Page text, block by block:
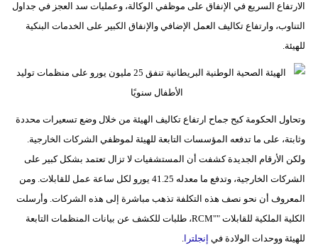
الارتفاع السريع في الإنفاق على موظفي الوكالة، وعمليات سد العجز في جداول
التناوب، وارتفاع تكاليف العمل الإضافي والإنفاق الكبير على الخدمات البنكية
للهيئة.
وتحاول الحكومة كبح جماح ارتفاع تكاليف الهيئة من خلال وضع تسعيرات محددة
وثابتة، على ما تدفعه المؤسسات التابعة للهيئة لموظفي الشركات الخارجية.
ولكن الأرقام الجديدة كشفت أن المستشفيات لا تزال تعتمد بشكل كبير على
الشركات الخارجية، وتدفع ما معدله 41.25 يورو لكل ساعة عمل للقابلات. ومن
المعروف أن نحو نصف هذه التكلفة تذهب مباشرة إلى هذه الشركات. وأرسلت
الكلية الملكية للقابلات ""RCM، طلبات للكشف عن بيانات المنظمات التابعة
للهيئة ووحدات الولادة في إنجلترا.